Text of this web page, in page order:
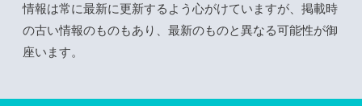
情報は常に最新に更新するよう心がけていますが、掲載時
の古い情報のものもあり、最新のものと異なる可能性が御
座います。